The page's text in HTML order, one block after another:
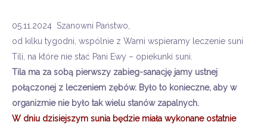
05.11.2024 Szanowni Państwo,
od kilku tygodni, wspólnie z Wami wspieramy leczenie suni
Tili , na które nie stać Pani Ewy – opiekunki suni.
Tila ma za sobą pierwszy zabieg-sanację jamy ustnej
połączonej z leczeniem zębów. Było to konieczne, aby w
organizmie nie było tak wielu stanów zapalnych.
W dniu dzisiejszym sunia będzie miała wykonane ostatnie